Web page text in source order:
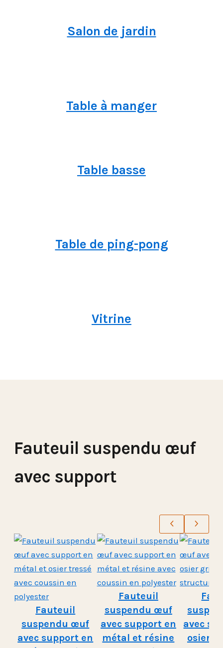
Salon de jardin
Table à manger
Table basse
Table de ping-pong
Vitrine
Fauteuil suspendu œuf
avec support
Fauteuil
suspendu œuf
avec support en
Fauteuil
suspendu œuf
avec support en
métal et résine
avec
osier